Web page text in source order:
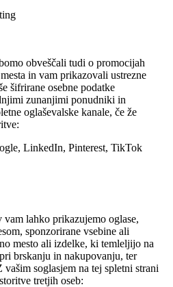
obveščali tudi o promocijah
in vam prikazovali ustrezne
šifrirane osebne podatke
zunanjimi ponudniki in
oglaševalske kanale, če že
LinkedIn, Pinterest, TikTok
vam lahko prikazujemo oglase,
sponzorirane vsebine ali
mesto ali izdelke, ki temleljijo na
brskanju in nakupovanju, ter
soglasjem na tej spletni strani
tretjih oseb: